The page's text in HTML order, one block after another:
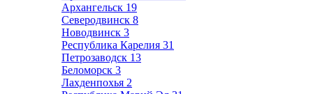
Архангельск 19
Северодвинск 8
Новодвинск 3
Республика Карелия 31
Петрозаводск 13
Беломорск 3
Лахденпохья 2